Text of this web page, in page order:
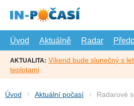
hlavní
Úvod
Aktuálně Radar
AKTUALITA: Víkend bude slunečný s
teplotami
Úvod Aktuální počasí Radarové